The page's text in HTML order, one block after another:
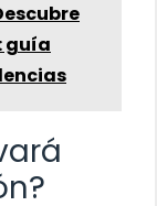
guía